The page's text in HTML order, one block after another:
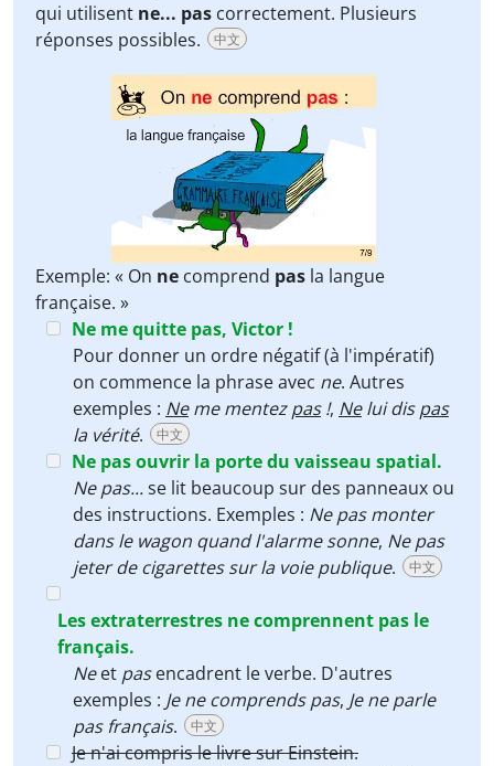
qui utilisent ne... pas correctement. Plusieurs
réponses possibles.
中文
Exemple: « On ne comprend pas la langue
française. »
Ne me quitte pas, Victor !
Pour donner un ordre négatif (à l'impératif)
on commence la phrase avec ne. Autres
exemples : Neme mentezpas!, Nelui dispas
la vérité. 中文
Ne pas ouvrir la porte du vaisseau spatial.
Ne pas...se lit beaucoup sur des panneaux ou
des instructions. Exemples : Ne pas monter
dans le wagon quand l'alarme sonne, Ne pas
jeter de cigarettes sur la voie publique. 中文
Les extraterrestres ne comprennent pas le
français.
Neet pasencadrent le verbe. D'autres
exemples : Je ne comprends pas, Je ne parle
pas français. 中文
Je n'ai compris le livre sur Einstein.